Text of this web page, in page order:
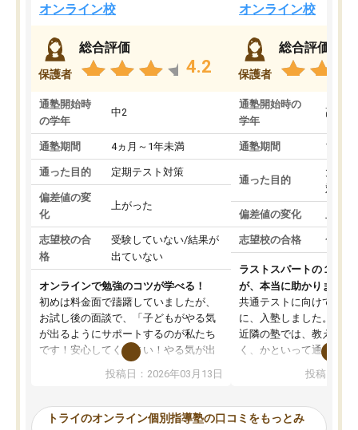
オンライン校
保護者
総合評価
4.2
通塾開始時
の学年
中2
通塾期間 4ヵ月～1年未満
通った目的 定期テスト対策
偏差値の変
化
上がった
志望校の合
格
受験していない/結果が
出ていない
オンラインで勉強のコツが学べる！
初めは料金面で躊躇していましたが、
お試し後の面談で、「子どもがやる気
が出るようにサポートするのが私たち
です！安心してください！やる気が出
ないのは私たち講師の責任です」と言
ってくださり、確かに！と考えて、思
ったんですが、学生の先生から学ぶこ
投稿日：2026年03月13日
オンライン校
保護者
総合評価
通塾開始時の
学年
高3
通塾期間 1～3
通った目的
大学
対策
偏差値の変化
志望校の合格 合格
ラストスパートの１か月
が、本当に助かりました
共通テストに向けての追
に、入塾しました。田舎
近隣の塾では、教えても
く、かといって通うには
可能なので本当に助か
らないところをピンポイ
投稿日：
トライのオンライン個別指導塾の口コミをもっとみ